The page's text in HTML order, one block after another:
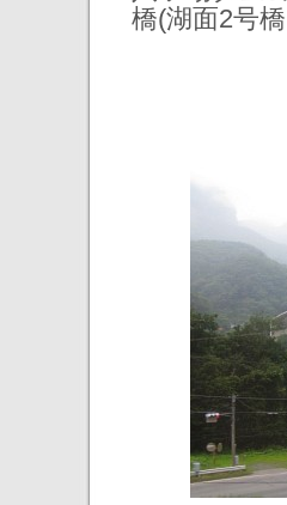
橋(湖面2号